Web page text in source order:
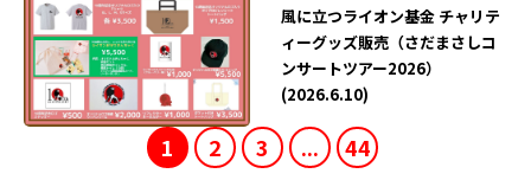
風に立つライオン基金 チャリテ
ィーグッズ販売（さだまさしコ
ンサートツアー2026）
(2026.6.10)
1 2 3 ... 44